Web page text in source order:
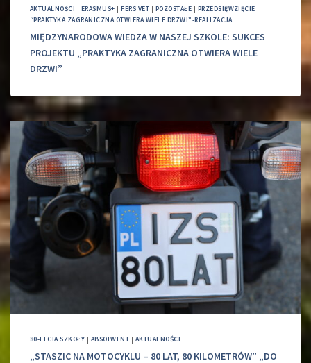
AKTUALNOŚCI | ERASMUS+ |FERS VET | POZOSTAŁE | PRZEDSIĘWZIĘCIE
“PRAKTYKA ZAGRANICZNA OTWIERA WIELE DRZWI”-REALIZACJA
MIĘDZYNARODOWA WIEDZA W NASZEJ SZKOLE: SUKCES
PROJEKTU „PRAKTYKA ZAGRANICZNA OTWIERA WIELE
DRZWI”
80-LECIA SZKOŁY | ABSOLWENT | AKTUALNOŚCI
„STASZIC NA MOTOCYKLU – 80 LAT, 80 KILOMETRÓW” „DO